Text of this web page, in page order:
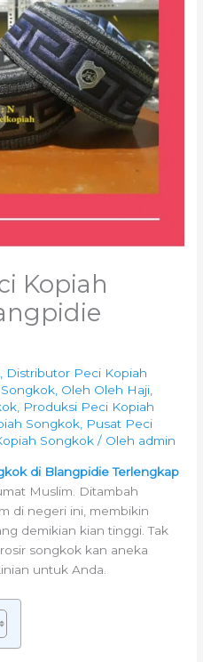
Kopiah
Distributor Peci Kopiah
Oleh Oleh Haji
Produksi Peci Kopiah
Songkok Pusat Peci
Songkok / Oleh admin
di Blangpidie Terlengkap
Muslim. Ditambah
di negeri ini, membikin
demikian kian tinggi. Tak
songkok kan aneka
untuk Anda.